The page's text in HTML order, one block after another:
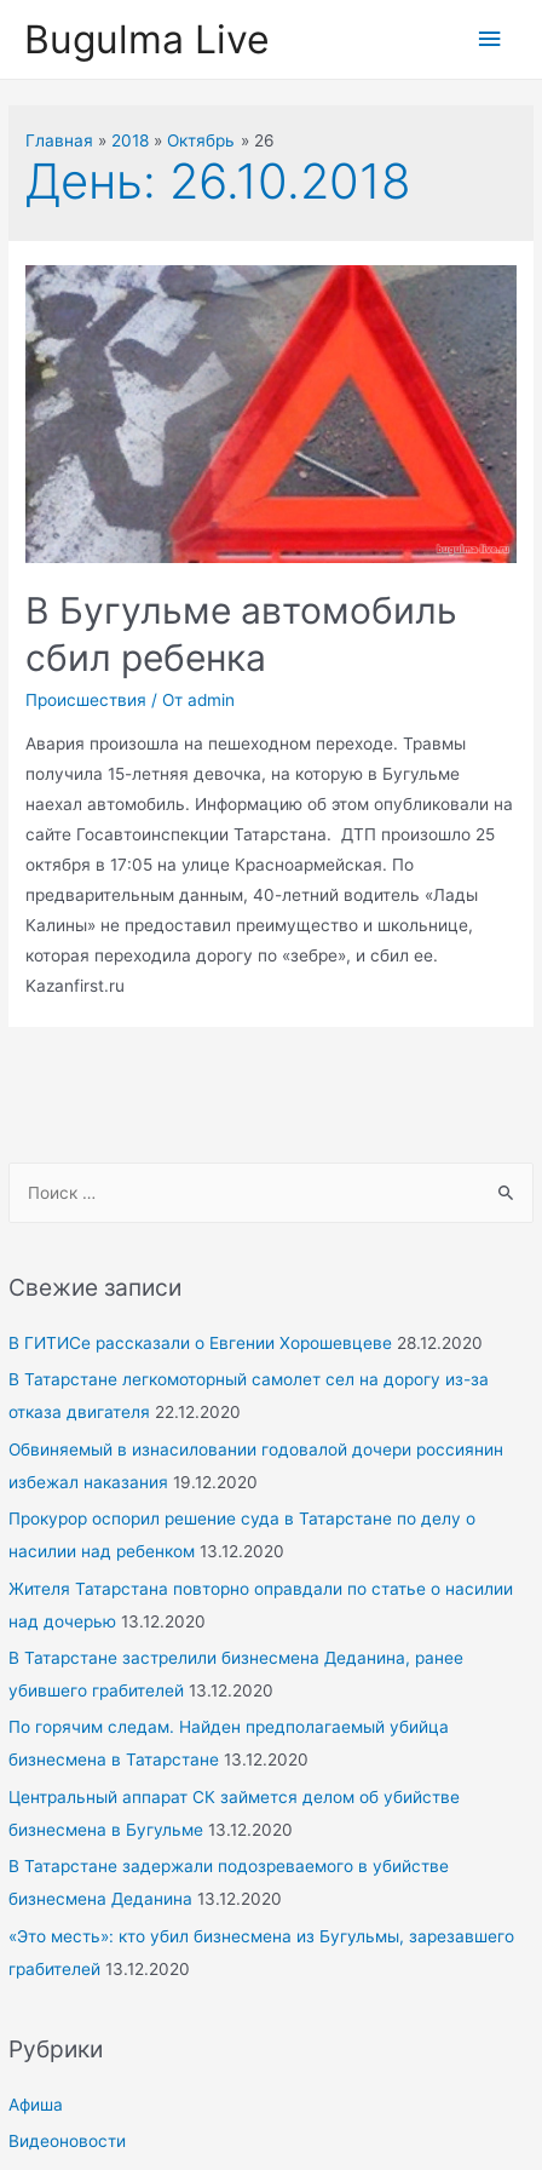
Bugulma Live
r
h
f
o
r
Свежие записи
В ГИТИСе рассказали о Евгении Хорошевцеве 28.12.2020
В Татарстане легкомоторный самолет сел на дорогу из-за
отказа двигателя 22.12.2020
Обвиняемый в изнасиловании годовалой дочери россиянин
избежал наказания 19.12.2020
Прокурор оспорил решение суда в Татарстане по делу о
насилии над ребенком 13.12.2020
Жителя Татарстана повторно оправдали по статье о насилии
над дочерью 13.12.2020
В Татарстане застрелили бизнесмена Деданина, ранее
убившего грабителей 13.12.2020
По горячим следам. Найден предполагаемый убийца
бизнесмена в Татарстане 13.12.2020
Центральный аппарат СК займется делом об убийстве
бизнесмена в Бугульме 13.12.2020
В Татарстане задержали подозреваемого в убийстве
бизнесмена Деданина 13.12.2020
«Это месть»: кто убил бизнесмена из Бугульмы, зарезавшего
грабителей 13.12.2020
Рубрики
Афиша
Видеоновости
Главная 2018 Октябрь 26
День: 26.10.2018
В Бугульме автомобиль
сбил ребенка
Происшествия / От admin
Авария произошла на пешеходном переходе. Травмы
получила 15-летняя девочка, на которую в Бугульме
наехал автомобиль. Информацию об этом опубликовали на
сайте Госавтоинспекции Татарстана. ДТП произошло 25
октября в 17:05 на улице Красноармейская. По
предварительным данным, 40-летний водитель «Лады
Калины» не предоставил преимущество и школьнице,
которая переходила дорогу по «зебре», и сбил ее.
Kazanfirst.ru